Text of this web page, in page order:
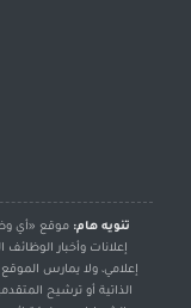
تنويه هام: موقع «أي
إعلانات وأخبار
إعلامي، ولا يمارس
الذاتية أو ترشيح